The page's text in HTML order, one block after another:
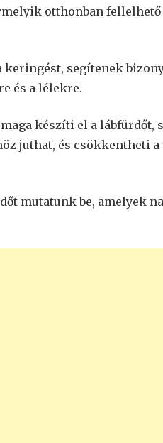
otthonban
segítenek
és a lélekre.
készíti el a lábfürdőt,
juthat, és csökkentheti
mutatunk be, amelyek